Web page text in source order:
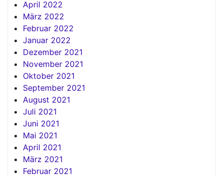
April 2022
März 2022
Februar 2022
Januar 2022
Dezember 2021
November 2021
Oktober 2021
September 2021
August 2021
Juli 2021
Juni 2021
Mai 2021
April 2021
März 2021
Februar 2021